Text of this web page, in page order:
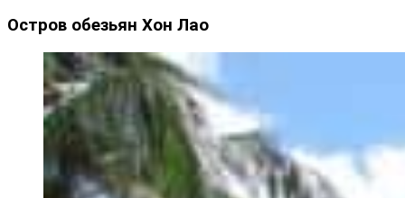
Остров обезьян Хон Лао